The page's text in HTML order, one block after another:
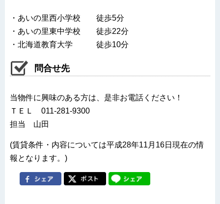
・あいの里西小学校 徒歩5分
・あいの里東中学校 徒歩22分
・北海道教育大学 徒歩10分
問合せ先
当物件に興味のある方は、是非お電話ください！
ＴＥＬ 011-281-9300
担当 山田
(賃貸条件・内容については平成28年11月16日現在の情
報となります。)